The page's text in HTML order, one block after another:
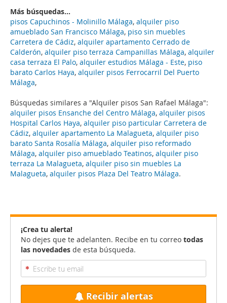
Búsquedas similares a "Alquiler pisos San Rafael Málaga":
alquiler pisos Ensanche del Centro Málaga, alquiler pisos
Hospital Carlos Haya, alquiler piso particular Carretera de
Cádiz, alquiler apartamento La Malagueta, alquiler piso
barato Santa Rosalía Málaga, alquiler piso reformado
Málaga, alquiler piso amueblado Teatinos, alquiler piso
terraza La Malagueta, alquiler piso sin muebles La
Malagueta, alquiler pisos Plaza Del Teatro Málaga.
Más búsquedas...
pisos Capuchinos - Molinillo Málaga, alquiler piso
amueblado San Francisco Málaga, piso sin muebles
Carretera de Cádiz, alquiler apartamento Cerrado de
Calderón, alquiler piso terraza Campanillas Málaga, alquiler
casa terraza El Palo, alquiler estudios Málaga - Este, piso
barato Carlos Haya, alquiler pisos Ferrocarril Del Puerto
Málaga,
¡Crea tu alerta!
No dejes que te adelanten. Recibe en tu correo todas
las novedades de esta búsqueda.
Recibir alertas